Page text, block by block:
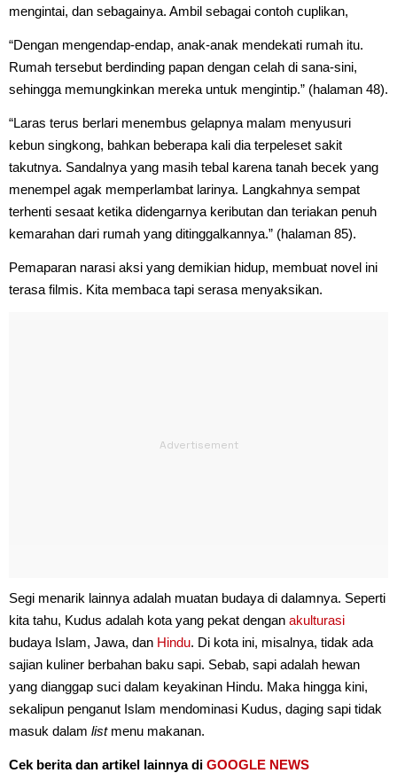
mengintai, dan sebagainya. Ambil sebagai contoh cuplikan,
“Dengan mengendap-endap, anak-anak mendekati rumah itu.
Rumah tersebut berdinding papan dengan celah di sana-sini,
sehingga memungkinkan mereka untuk mengintip.” (halaman 48).
“Laras terus berlari menembus gelapnya malam menyusuri
kebun singkong, bahkan beberapa kali dia terpeleset sakit
takutnya. Sandalnya yang masih tebal karena tanah becek yang
menempel agak memperlambat larinya. Langkahnya sempat
terhenti sesaat ketika didengarnya keributan dan teriakan penuh
kemarahan dari rumah yang ditinggalkannya.” (halaman 85).
Pemaparan narasi aksi yang demikian hidup, membuat novel ini
terasa filmis. Kita membaca tapi serasa menyaksikan.
Segi menarik lainnya adalah muatan budaya di dalamnya. Seperti
kita tahu, Kudus adalah kota yang pekat dengan akulturasi
budaya Islam, Jawa, dan Hindu. Di kota ini, misalnya, tidak ada
sajian kuliner berbahan baku sapi. Sebab, sapi adalah hewan
yang dianggap suci dalam keyakinan Hindu. Maka hingga kini,
sekalipun penganut Islam mendominasi Kudus, daging sapi tidak
masuk dalam listmenu makanan.
Cek berita dan artikel lainnya di GOOGLE NEWS